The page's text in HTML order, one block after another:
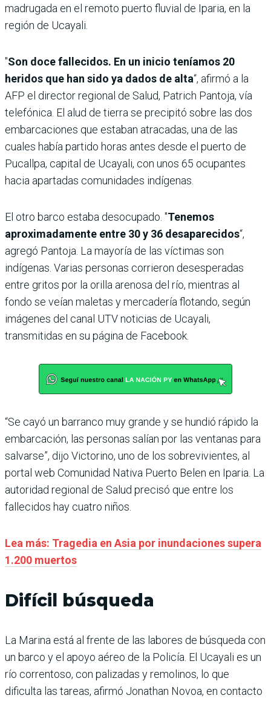
madrugada en el remoto puerto fluvial de Iparia, en la
región de Ucayali.
"Son doce fallecidos. En un inicio teníamos 20
heridos que han sido ya dados de alta“, afirmó a la
AFP el director regional de Salud, Patrich Pantoja, vía
telefónica. El alud de tierra se precipitó sobre las dos
embarcaciones que estaban atracadas, una de las
cuales había partido horas antes desde el puerto de
Pucallpa, capital de Ucayali, con unos 65 ocupantes
hacia apartadas comunidades indígenas.
El otro barco estaba desocupado. "Tenemos
aproximadamente entre 30 y 36 desaparecidos“,
agregó Pantoja. La mayoría de las víctimas son
indígenas. Varias personas corrieron desesperadas
entre gritos por la orilla arenosa del río, mientras al
fondo se veían maletas y mercadería flotando, según
imágenes del canal UTV noticias de Ucayali,
transmitidas en su página de Facebook.
“Se cayó un barranco muy grande y se hundió rápido la
embarcación, las personas salían por las ventanas para
salvarse”, dijo Victorino, uno de los sobrevivientes, al
portal web Comunidad Nativa Puerto Belen en Iparia. La
autoridad regional de Salud precisó que entre los
fallecidos hay cuatro niños.
Lea más: Tragedia en Asia por inundaciones supera
1.200 muertos
Difícil búsqueda
La Marina está al frente de las labores de búsqueda con
un barco y el apoyo aéreo de la Policía. El Ucayali es un
río correntoso, con palizadas y remolinos, lo que
dificulta las tareas, afirmó Jonathan Novoa, en contacto